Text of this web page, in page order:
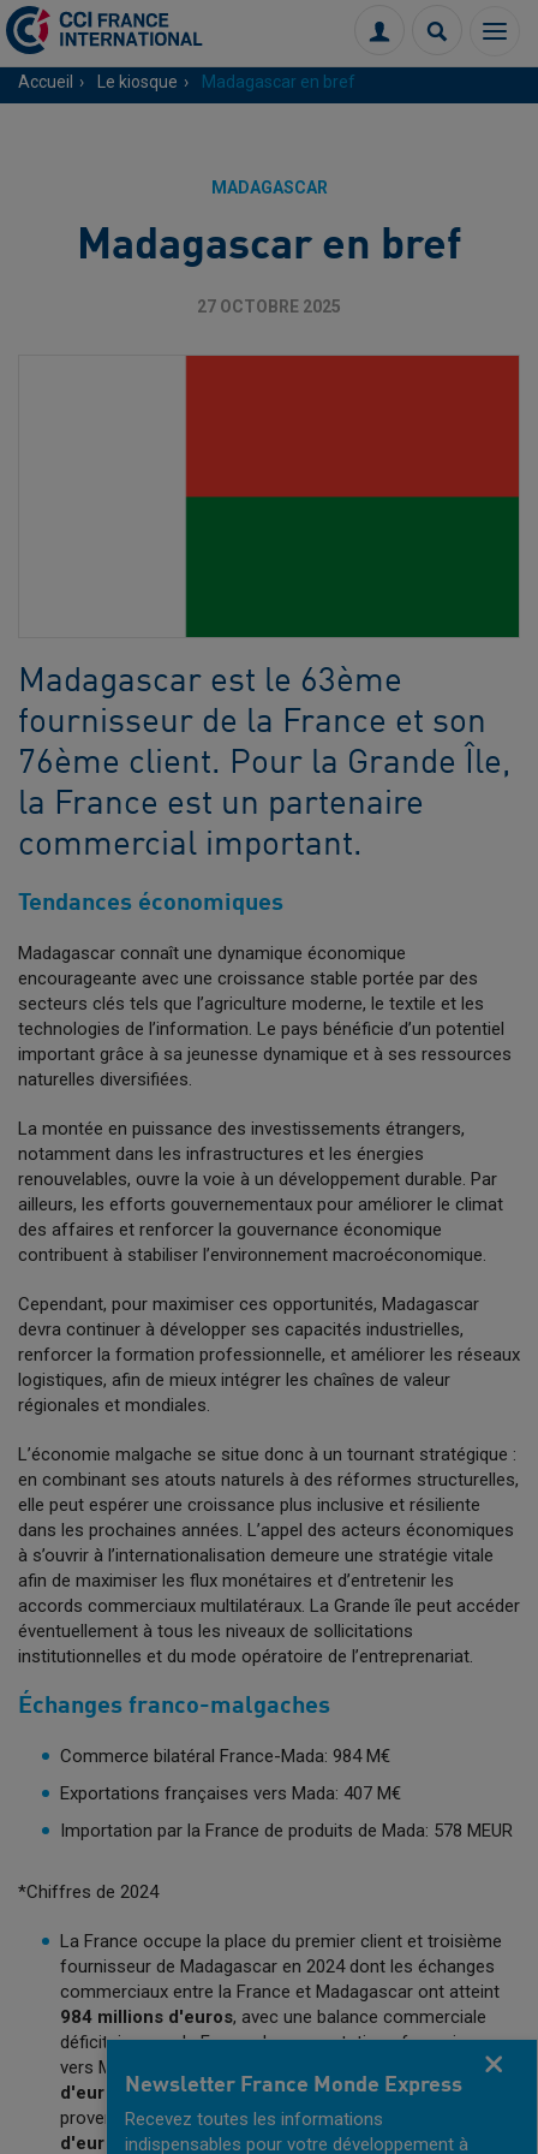
Menu
Connexion
Accueil Le kiosque Madagascar en bref
MADAGASCAR
Madagascar en bref
27 OCTOBRE 2025
Madagascar est le 63ème
fournisseur de la France et son
76ème client. Pour la Grande Île,
la France est un partenaire
commercial important.
Tendances économiques
Madagascar connaît une dynamique économique
encourageante avec une croissance stable portée par des
secteurs clés tels que l’agriculture moderne, le textile et les
technologies de l’information. Le pays bénéficie d’un potentiel
important grâce à sa jeunesse dynamique et à ses ressources
naturelles diversifiées.
La montée en puissance des investissements étrangers,
notamment dans les infrastructures et les énergies
renouvelables, ouvre la voie à un développement durable. Par
ailleurs, les efforts gouvernementaux pour améliorer le climat
des affaires et renforcer la gouvernance économique
contribuent à stabiliser l’environnement macroéconomique.
Cependant, pour maximiser ces opportunités, Madagascar
devra continuer à développer ses capacités industrielles,
renforcer la formation professionnelle, et améliorer les réseaux
logistiques, afin de mieux intégrer les chaînes de valeur
régionales et mondiales.
L’économie malgache se situe donc à un tournant stratégique :
en combinant ses atouts naturels à des réformes structurelles,
elle peut espérer une croissance plus inclusive et résiliente
dans les prochaines années. L’appel des acteurs économiques
à s’ouvrir à l’internationalisation demeure une stratégie vitale
afin de maximiser les flux monétaires et d’entretenir les
accords commerciaux multilatéraux. La Grande île peut accéder
éventuellement à tous les niveaux de sollicitations
institutionnelles et du mode opératoire de l’entreprenariat.
Échanges franco-malgaches
Commerce bilatéral France-Mada: 984 M€
Exportations françaises vers Mada: 407 M€
Importation par la France de produits de Mada: 578 MEUR
*Chiffres de 2024
La France occupe la place du premier client et troisième
fournisseur de Madagascar en 2024 dont les échanges
commerciaux entre la France et Madagascar ont atteint
984 millions d'euros, avec une balance commerciale
déficitaire pour la France. Les exportations françaises
vers Madagascar se sont élevées à
d'euros , tandis que les importations françaises en
provenance de Madagascar ont atteint578 millions
d'euros
Newsletter France Monde Express
Recevez toutes les informations
indispensables pour votre développement à